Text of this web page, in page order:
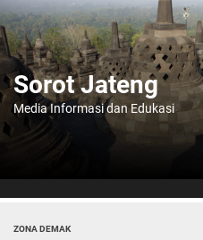
Skip
to
the
content
Sorot Jateng
Media Informasi dan Edukasi
ZONA DEMAK